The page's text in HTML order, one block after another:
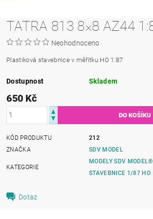
TATRA 813 8×8 AZ44
Neohodnoceno
Plastiková stavebnice v měřítku HO 1:87
Dostupnost Skladem
650 Kč
KÓD PRODUKTU
212
ZNAČKA
SDV MODEL
KATEGORIE
MODELY SDV
STAVEBNICE 1/87 HO
Dotaz